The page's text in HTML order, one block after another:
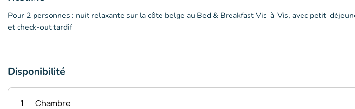
Pour 2 personnes : nuit relaxante sur la côte belge au Bed & Breakfast Vis-à-Vis, avec petit-
et check-out tardif
Disponibilité
1 Chambre